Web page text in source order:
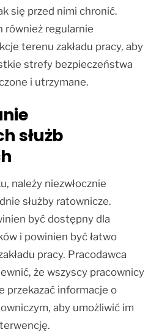
się przed nimi chronić.
również regularnie
terenu zakładu pracy, aby
strefy bezpieczeństwa
i utrzymane.
służb
należy niezwłocznie
służby ratownicze.
być dostępny dla
i powinien być łatwo
pracy. Pracodawca
że wszyscy pracownicy
przekazać informacje o
aby umożliwić im